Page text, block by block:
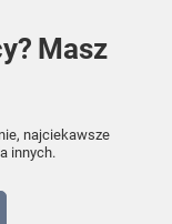
Masz
najciekawsze
innych.